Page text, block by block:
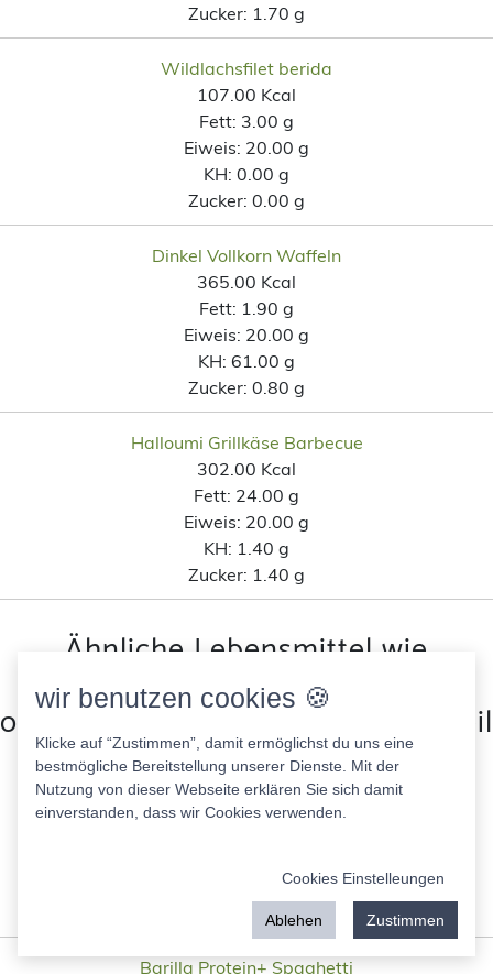
Zucker: 1.70 g
Wildlachsfilet berida
107.00 Kcal
Fett: 3.00 g
Eiweis: 20.00 g
KH: 0.00 g
Zucker: 0.00 g
Dinkel Vollkorn Waffeln
365.00 Kcal
Fett: 1.90 g
Eiweis: 20.00 g
KH: 61.00 g
Zucker: 0.80 g
Halloumi Grillkäse Barbecue
302.00 Kcal
Fett: 24.00 g
Eiweis: 20.00 g
KH: 1.40 g
Zucker: 1.40 g
Ähnliche Lebensmittel wie
OceanSea Lachsfiletportion 125g
ohne Haut nach Kohlenhydratanteil
Bio Verde Grillkäse
340.00 Kcal
2.60 g
0.00 g
Barilla Protein+ Spaghetti
wir benutzen cookies 🍪
Klicke auf “Zustimmen”, damit ermöglichst du uns eine
bestmögliche Bereitstellung unserer Dienste. Mit der
Nutzung von dieser Webseite erklären Sie sich damit
einverstanden, dass wir Cookies verwenden.
Cookies Einstelleungen
Ablehen Zustimmen